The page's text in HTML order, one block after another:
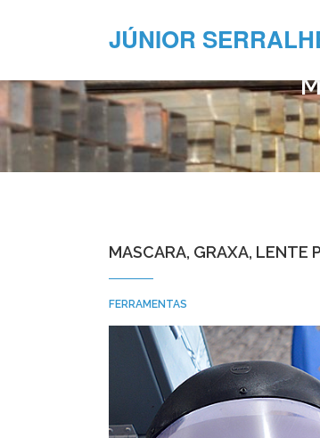
JÚNIOR
MASCARA, GRAXA, LENTE
FERRAMENTAS